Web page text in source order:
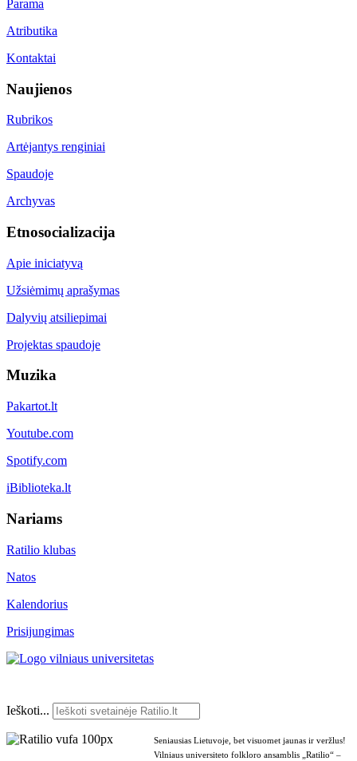
Parama
Atributika
Kontaktai
Naujienos
Rubrikos
Artėjantys renginiai
Spaudoje
Archyvas
Etnosocializacija
Apie iniciatyvą
Užsiėmimų aprašymas
Dalyvių atsiliepimai
Projektas spaudoje
Muzika
Pakartot.lt
Youtube.com
Spotify.com
iBiblioteka.lt
Nariams
Ratilio klubas
Natos
Kalendorius
Prisijungimas
Ieškoti...
Seniausias Lietuvoje, bet visuomet jaunas ir veržlus!
Vilniaus universiteto folkloro ansamblis „Ratilio“ –